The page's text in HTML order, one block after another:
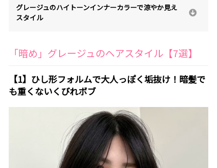
グレージュのハイトーンインナーカラーで涼やか見え
スタイル
「暗め」グレージュのヘアスタイル【7選】
【1】ひし形フォルムで大人っぽく垢抜け！暗髪で
も重くないくびれボブ